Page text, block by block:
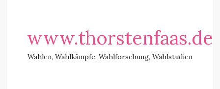
www.thorstenfaas.de
Wahlen, Wahlkämpfe, Wahlforschung, Wahlstudien